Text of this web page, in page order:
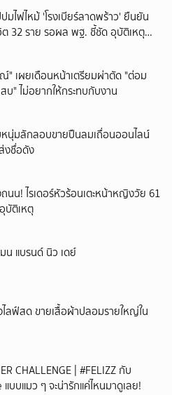
มไฟไหม้ 'โรงเบียร์ลาดพร้าว' ยืนยัน
32 ราย รอผล พฐ. ชี้ชัด อุบัติเหตุ
" เผยเดือนหน้าเตรียมผ่าตัด "ต่อม
บ" ไม่อยากให้กระทบกับงาน
หนุ่มลักลอบขายปืนลมเถื่อนออนไลน์
งชื่อดัง
นน! ไรเดอร์หัวร้อนเตะหน้าหญิงวัย 61
บัติเหตุ
น แบรนด์ นิว เดย์
ลฟ์สด ขายเสื้อผ้าปลอมรายใหญ่ใน
CHALLENGE | #FELIZZ กับ
บบแมว ๆ จะน่ารักแค่ไหนมาดูเลย!